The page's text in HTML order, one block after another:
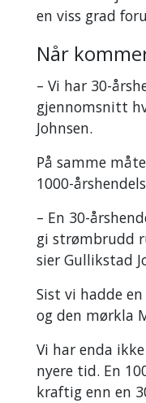
en viss grad
Når
– Vi har 30-
gjennomsnitt
Johnsen.
På samme
1000-
– En 30-
gi strømbrudd
sier Gullikstad
Sist vi hadde
og den mørkla
Vi har enda
nyere tid. En
kraftig enn en